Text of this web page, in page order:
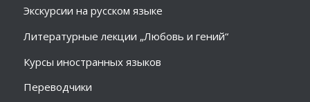
Экскурсии на русском языке
Литературные лекции „Любовь и гений“
Курсы иностранных языков
Переводчики